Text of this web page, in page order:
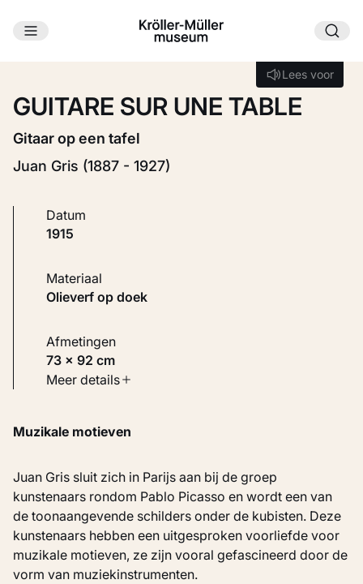
Ga naar hoofdinhoud
Lees voor
Lees voor
GUITARE SUR UNE TABLE
Gitaar op een tafel
Juan Gris (1887 - 1927)
Datum
1915
Materiaal
Olieverf op doek
Afmetingen
73 × 92 cm
Soort werk
Inventarisnummer
Meer details
Muzikale motieven
Juan Gris sluit zich in Parijs aan bij de groep
kunstenaars rondom Pablo Picasso en wordt een van
de toonaangevende schilders onder de kubisten. Deze
kunstenaars hebben een uitgesproken voorliefde voor
muzikale motieven, ze zijn vooral gefascineerd door de
vorm van muziekinstrumenten.